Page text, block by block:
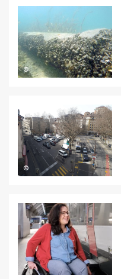
©
©
©